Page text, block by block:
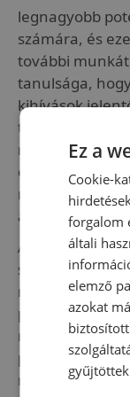
legnagyobb
számára, és
további
tanulsága,
kihívások
tapasztalataira
eddig különálló
révén egy
alkalmazható
A Mysheet4.0
számunkra,
nemzetközi
potenciáljának
régióban való
partnerek
nemcsak
Ez a
Cookie-
forgalom
általi
elemző
azokat